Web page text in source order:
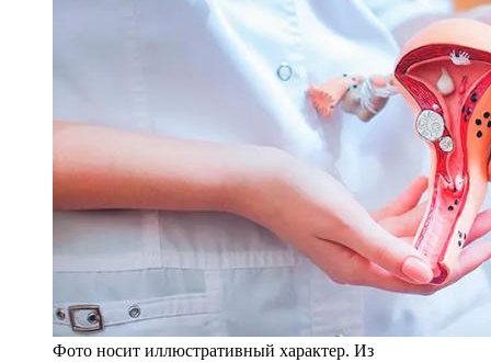
Фото носит иллюстративный характер. Из